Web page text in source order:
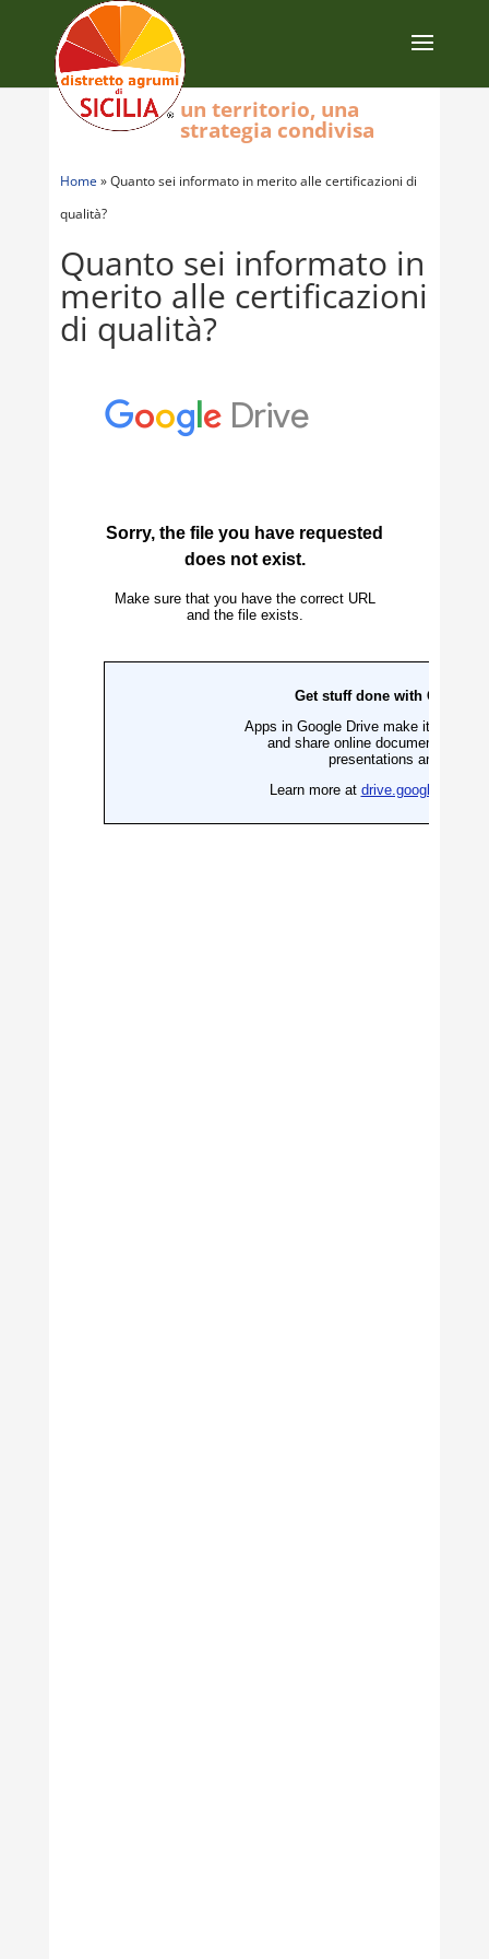
Home »Quanto sei informato in merito alle certificazioni di
qualità?
Quanto sei informato in
merito alle certificazioni
di qualità?
un territorio, una
strategia condivisa